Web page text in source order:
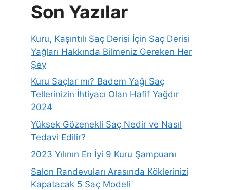
Son Yazılar
Kuru, Kaşıntılı Saç Derisi İçin Saç Derisi
Yağları Hakkında Bilmeniz Gereken Her
Şey
Kuru Saçlar mı? Badem Yağı Saç
Tellerinizin İhtiyacı Olan Hafif Yağdır
2024
Yüksek Gözenekli Saç Nedir ve Nasıl
Tedavi Edilir?
2023 Yılının En İyi 9 Kuru Şampuanı
Salon Randevuları Arasında Köklerinizi
Kapatacak 5 Saç Modeli